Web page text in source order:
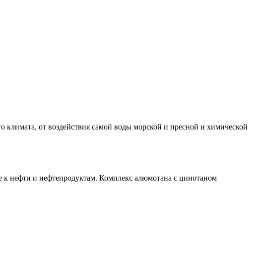
от воздействия самой воды морской и пресной и химической
и нефтепродуктам. Комплекс алюмотана с цинотаном